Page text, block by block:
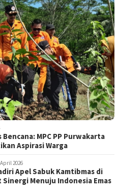
MPC PP Purwakarta
Aspirasi Warga
2026
Apel Sabuk Kamtibmas di
Sinergi Menuju Indonesia Emas